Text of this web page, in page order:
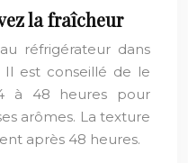
la fraîcheur
réfrigérateur dans
est conseillé de le
à 48 heures pour
arômes. La texture
après 48 heures.